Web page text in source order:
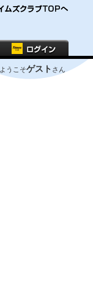
ようこそゲスト さん